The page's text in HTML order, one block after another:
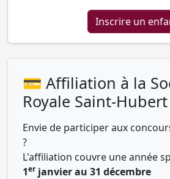
Inscrire un
💳 Affiliation à la
Royale Saint-Hubert
Envie de participer aux
?
L'affiliation couvre une année
1erjanvier au 31 décembre